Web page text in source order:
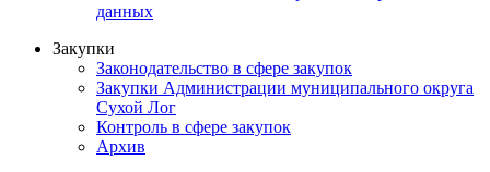
данных
Закупки
Законодательство в сфере закупок
Закупки Администрации муниципального округа
Сухой Лог
Контроль в сфере закупок
Архив